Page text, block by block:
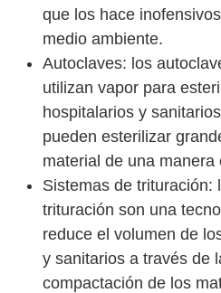
que los hace
medio ambiente.
Autoclaves: los
utilizan vapor para
hospitalarios y
pueden esterilizar
material de una manera
Sistemas de trituración:
trituración son una
reduce el volumen de
y sanitarios a través de
compactación de los